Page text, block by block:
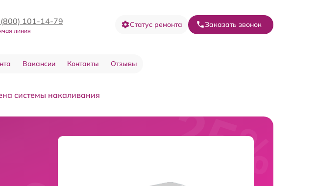
101-14-79
линия
Статус ремонта Заказать звонок
Вакансии Контакты Отзывы
системы накаливания